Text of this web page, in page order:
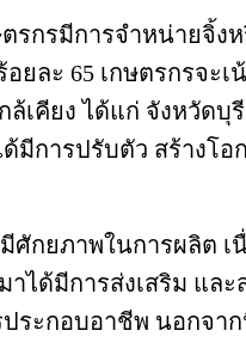
กรมีการจำหน่ายจิ้
ยละ 65 เกษตรกรจ
เคียง ได้แก่ จังหวัด
การปรับตัว สร้างโ
ศักยภาพในการผลิต
ได้มีการส่งเสริม แ
กอบอาชีพ นอกจาก